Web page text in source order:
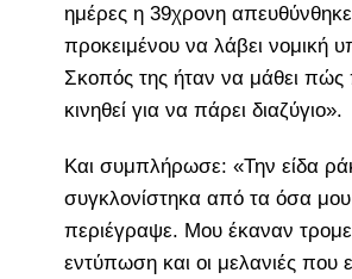
ημέρες η 39χρονη
προκειμένου να λάβει νομική
Σκοπός της ήταν να μάθει πώς
κινηθεί για να πάρει διαζύγιο».
Και συμπλήρωσε: «Την είδα
συγκλονίστηκα από τα όσα μου
περιέγραψε. Μου έκαναν
εντύπωση και οι μελανιές που